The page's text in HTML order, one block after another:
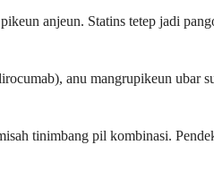
anjeun. Statins tetep jadi
anu mangrupikeun ubar
tinimbang pil kombinasi.